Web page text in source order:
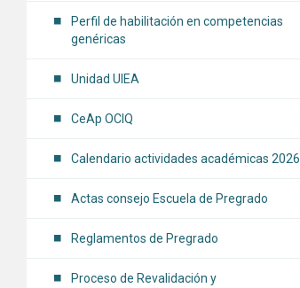
Perfil de habilitación en competencias
genéricas
Unidad UIEA
CeAp OCIQ
Calendario actividades académicas 2026
Actas consejo Escuela de Pregrado
Reglamentos de Pregrado
Proceso de Revalidación y